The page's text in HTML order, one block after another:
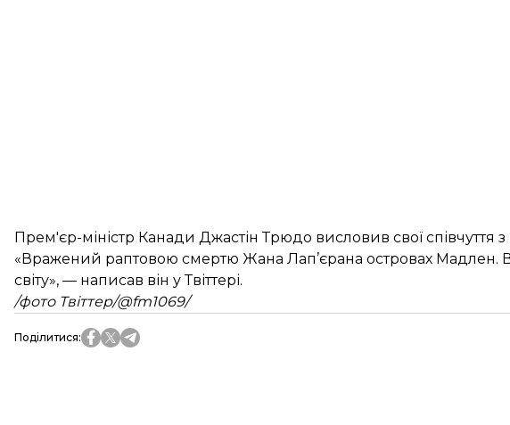
Прем'єр-міністр Канади Джастін Трюдо висловив свої співчуття з
«Вражений раптовою смертю Жана Лап’єрана островах Мадлен.
світу», — написав він у Твіттері.
/фото Твіттер/@fm1069/
Поділитися: